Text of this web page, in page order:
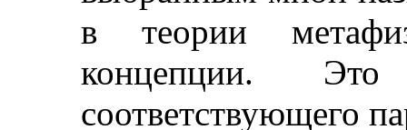
в теории
концепции.
соответствующего